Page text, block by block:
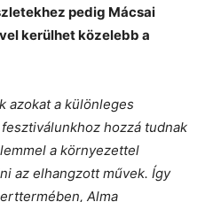
pedig Mácsai
kerülhet közelebb a
azokat a különleges
hozzá tudnak
a környezettel
az elhangzott művek. Így
Alma